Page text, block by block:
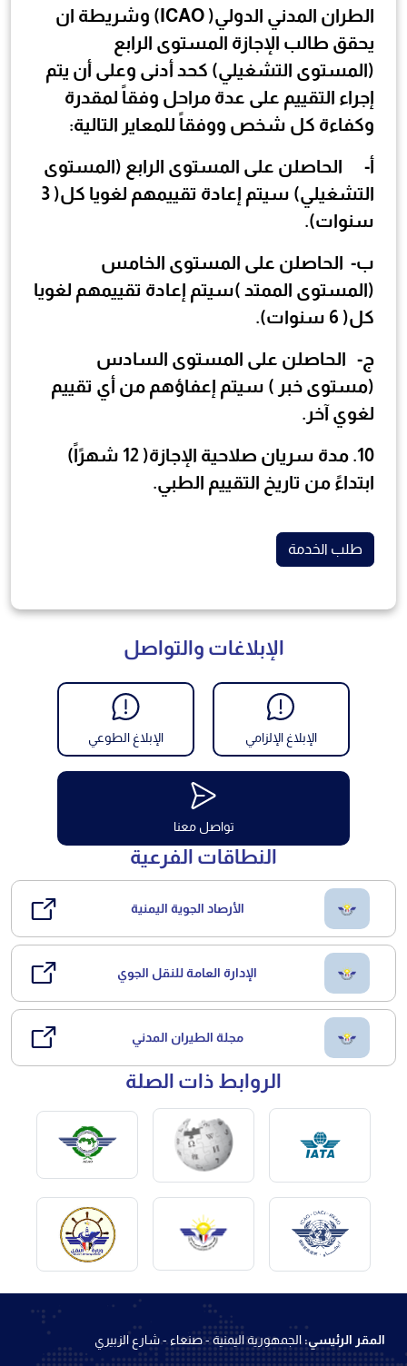
الطران المدني الدولي( ICAO ) وشريطة ان
يحقق طالب الإجازة المستوى الرابع
(المستوى التشغيلي) كحد أدنى وعلى أن يتم
إجراء التقييم على عدة مراحل وفقاً لمقدرة
وكفاءة كل شخص ووفقاً للمعاير التالية:
‌أ- الحاصلن على المستوى الرابع (المستوى
التشغيلي) سيتم إعادة تقييمهم لغويا كل( 3
سنوات).
‌ب- الحاصلن على المستوى الخامس
(المستوى الممتد )سيتم إعادة تقييمهم لغويا
كل( 6 سنوات).
‌ج- الحاصلن على المستوى السادس
(مستوى خبر ) سيتم إعفاؤهم من أي تقييم
لغوي آخر.
10. مدة سريان صلاحية الإجازة( 12 شهرًاً)
ابتداءً من تاريخ التقييم الطبي.
طلب الخدمة
الإبلاغات والتواصل
الإبلاغ الإلزامي الإبلاغ الطوعي
تواصل معنا
النطاقات الفرعية
الأرصاد الجوية اليمنية
الإدارة العامة للنقل الجوي
مجلة الطيران المدني
الروابط ذات الصلة
المقر الرئيسي:الجمهورية اليمنية - صنعاء - شارع الزبيري